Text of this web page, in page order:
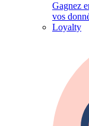
Gagnez
vos
Loyalty